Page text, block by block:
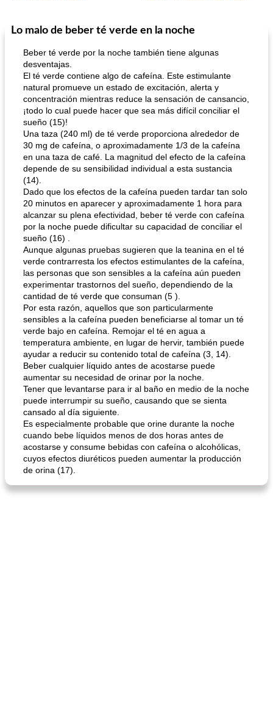
80min
Sopas, Guisos Y Chili
sopa de lentejas negras del chef john
Bollos
Lo malo de beber té verde en la noche
Beber té verde por la noche también tiene algunas
desventajas.
El té verde contiene algo de cafeína. Este estimulante
natural promueve un estado de excitación, alerta y
concentración mientras reduce la sensación de cansancio,
¡todo lo cual puede hacer que sea más difícil conciliar el
sueño (15)!
Una taza (240 ml) de té verde proporciona alrededor de
30 mg de cafeína, o aproximadamente 1/3 de la cafeína
en una taza de café. La magnitud del efecto de la cafeína
depende de su sensibilidad individual a esta sustancia
(14).
Dado que los efectos de la cafeína pueden tardar tan solo
20 minutos en aparecer y aproximadamente 1 hora para
alcanzar su plena efectividad, beber té verde con cafeína
por la noche puede dificultar su capacidad de conciliar el
sueño (16) .
Aunque algunas pruebas sugieren que la teanina en el té
verde contrarresta los efectos estimulantes de la cafeína,
las personas que son sensibles a la cafeína aún pueden
experimentar trastornos del sueño, dependiendo de la
cantidad de té verde que consuman (5 ).
Por esta razón, aquellos que son particularmente
sensibles a la cafeína pueden beneficiarse al tomar un té
verde bajo en cafeína. Remojar el té en agua a
temperatura ambiente, en lugar de hervir, también puede
ayudar a reducir su contenido total de cafeína (3, 14).
Beber cualquier líquido antes de acostarse puede
aumentar su necesidad de orinar por la noche.
Tener que levantarse para ir al baño en medio de la noche
puede interrumpir su sueño, causando que se sienta
cansado al día siguiente.
Es especialmente probable que orine durante la noche
cuando bebe líquidos menos de dos horas antes de
acostarse y consume bebidas con cafeína o alcohólicas,
cuyos efectos diuréticos pueden aumentar la producción
de orina (17).